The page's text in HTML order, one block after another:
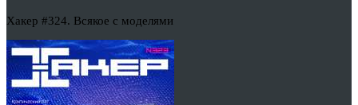
Хакер #324. Всякое с моделями